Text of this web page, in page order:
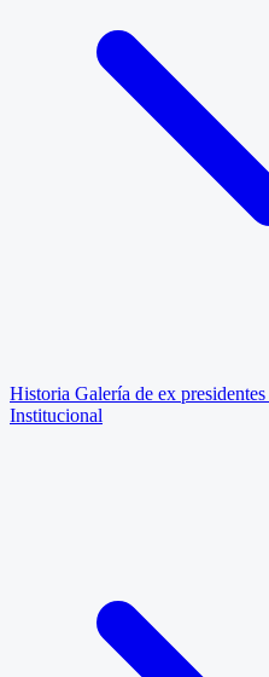
Historia Galería de ex presidentes
Institucional